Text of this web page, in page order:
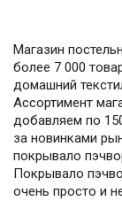
Магазин
более 7 000
домашний
Ассортимент
добавляем по
за новинками
покрывало
Покрывало
очень просто и